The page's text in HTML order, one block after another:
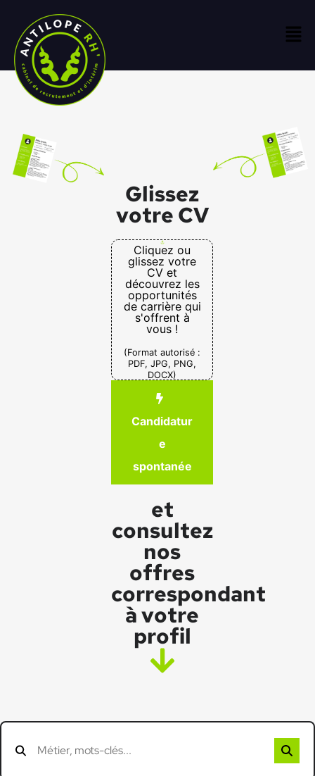
Glissez
votre CV
Cliquez ou
glissez votre
CV et
découvrez les
opportunités
de carrière qui
s'offrent à
vous !
(Format autorisé :
PDF, JPG, PNG,
DOCX)
Candidatur
e
spontanée
et
consultez
nos
offres
correspondant
à votre
profil